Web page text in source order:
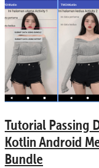
Tutorial Passing
Kotlin Android
Bundle